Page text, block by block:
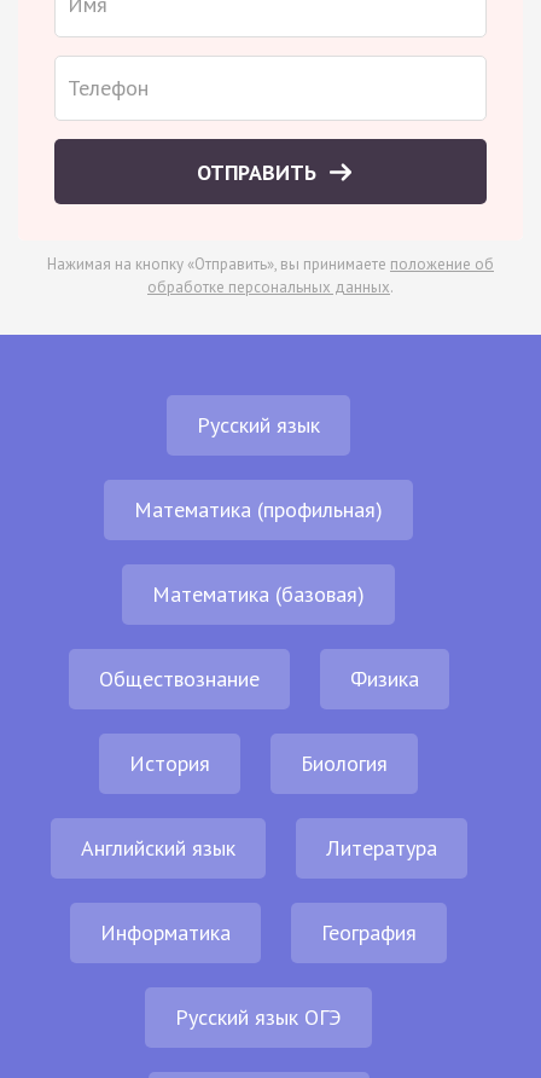
ОТПРАВИТЬ
Нажимая на кнопку «Отправить», вы принимаете положение об
обработке персональных данных.
Русский язык
Математика (профильная)
Математика (базовая)
Обществознание Физика
История Биология
Английский язык Литература
Информатика География
Русский язык ОГЭ